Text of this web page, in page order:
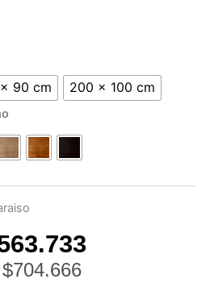
90 cm 200 x 100 cm
$704.666